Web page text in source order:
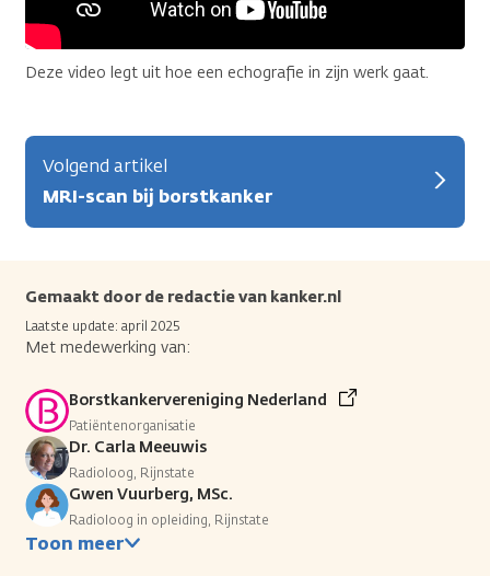
Deze video legt uit hoe een echografie in zijn werk gaat.
Volgend artikel
MRI-scan bij borstkanker
Gemaakt door de redactie van kanker.nl
Laatste update: april 2025
Met medewerking van:
Borstkankervereniging Nederland
Patiëntenorganisatie
Dr. Carla Meeuwis
Radioloog, Rijnstate
Gwen Vuurberg, MSc.
Radioloog in opleiding, Rijnstate
Toon meer